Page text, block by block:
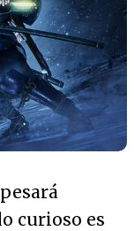
curioso es